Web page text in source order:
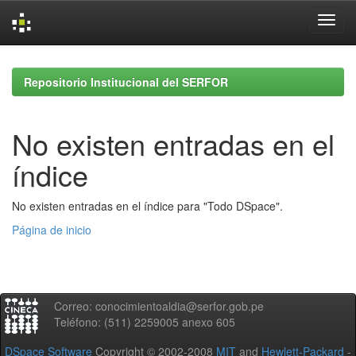
navigationRepositorio Institucional del SERFOR
No existen entradas en el
índice
No existen entradas en el índice para "Todo DSpace".
Página de inicio
Correo: conocimientoaldia@serfor.gob.pe
Teléfono: (511) 2259005 anexo 605
DSpace Software Copyright © 2002-2008 MIT and Hewlett-Packard -